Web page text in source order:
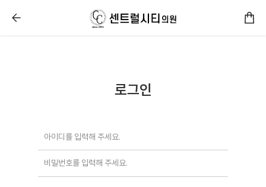
센트럴시티의원 :: 로그인
로그인